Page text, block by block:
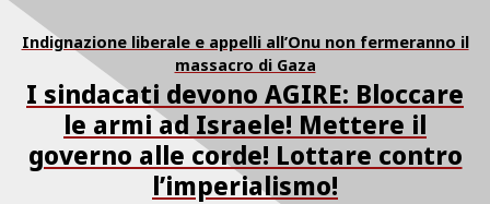
Indignazione liberale e appelli all’Onu non fermeranno il
massacro di Gaza
I sindacati devono AGIRE: Bloccare
le armi ad Israele! Mettere il
governo alle corde! Lottare contro
l’imperialismo!